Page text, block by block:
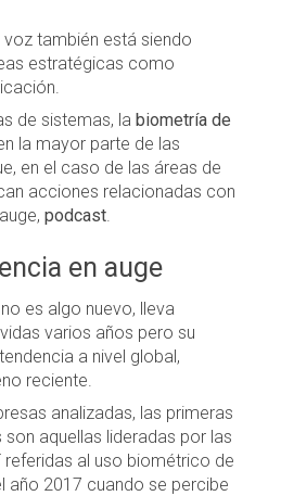
también está siendo
estratégicas como
de sistemas, labiometría de
la mayor parte de las
en el caso de las áreas de
acciones relacionadas con
podcast.
en auge
es algo nuevo, lleva
varios años pero su
a nivel global,
reciente.
analizadas, las primeras
aquellas lideradas por las
al uso biométrico de
año 2017 cuando se percibe